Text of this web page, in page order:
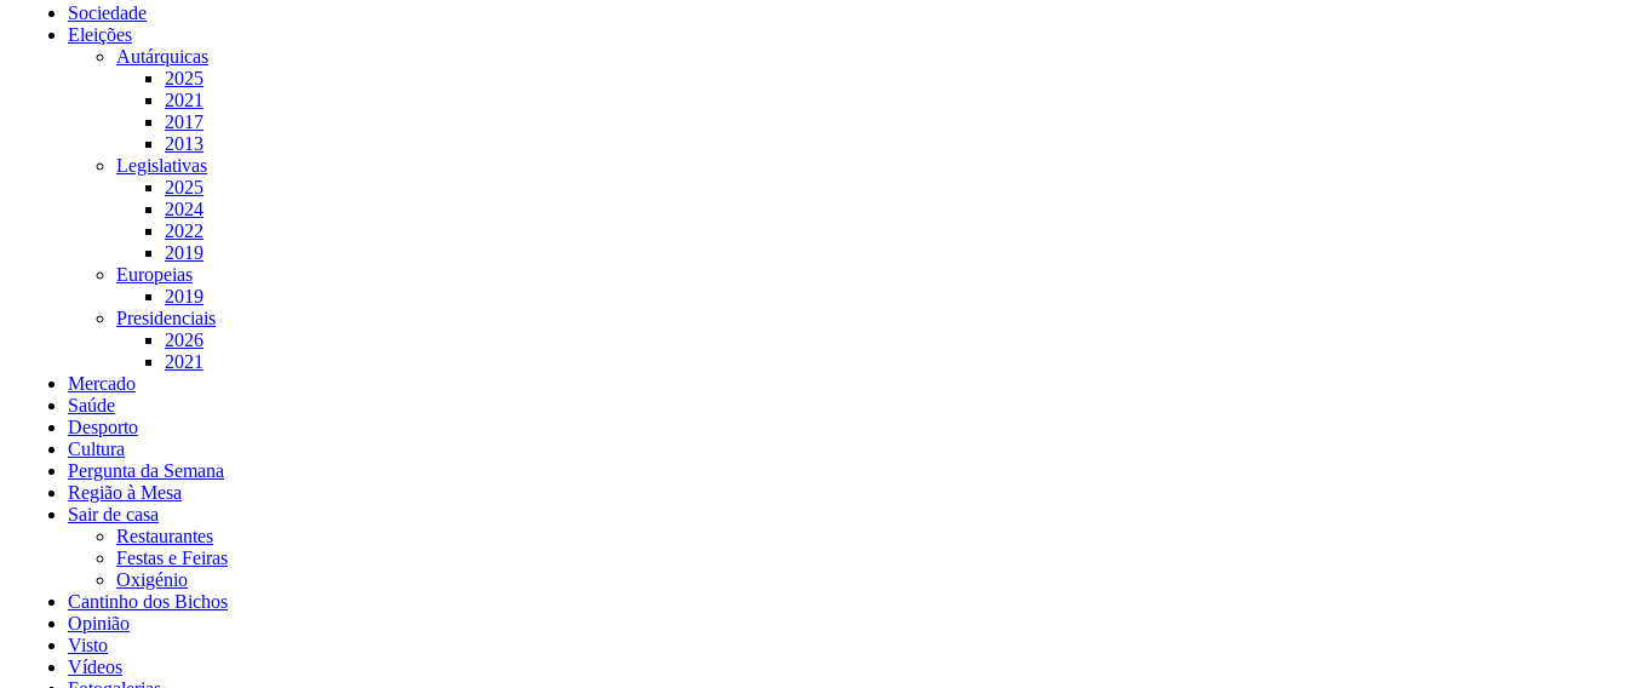
Sociedade
Eleições
Autárquicas
2025
2021
2017
2013
Legislativas
2025
2024
2022
2019
Europeias
2019
Presidenciais
2026
2021
Mercado
Saúde
Desporto
Cultura
Pergunta da Semana
Região à Mesa
Sair de casa
Restaurantes
Festas e Feiras
Oxigénio
Cantinho dos Bichos
Opinião
Visto
Vídeos